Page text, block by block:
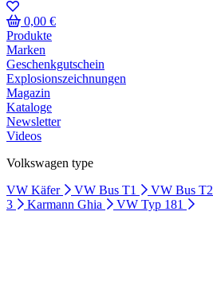
0,00 €
Produkte
Marken
Geschenkgutschein
Explosionszeichnungen
Magazin
Kataloge
Newsletter
Videos
Volkswagen type
VW Käfer
VW Bus T1 VW Bus T2
3
Karmann Ghia VW Typ 181